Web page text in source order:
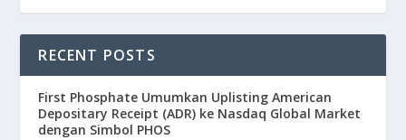
RECENT POSTS
First Phosphate Umumkan Uplisting American
Depositary Receipt (ADR) ke Nasdaq Global Market
dengan Simbol PHOS